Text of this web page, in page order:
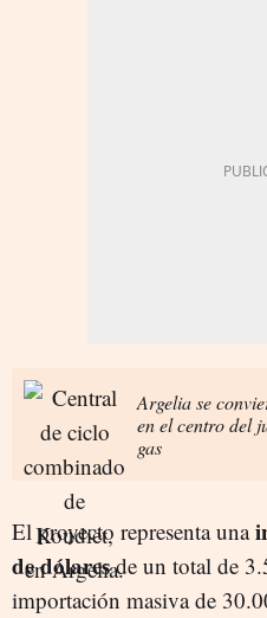
Argelia se
en el centro del
gas
El proyecto representa una
de dólaresde un total de
importación masiva de